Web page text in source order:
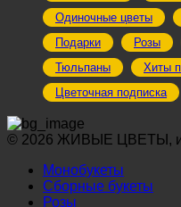
Одиночные цветы
Подарки
Розы
Тюльпаны
Хиты
Цветочная подписка
© 2026 ЖИВЫЕ ЦВЕТЫ,
Монобукеты
Сборные букеты
Розы